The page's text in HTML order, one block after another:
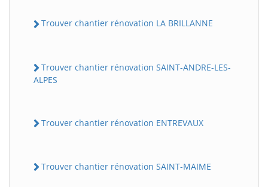
Trouver chantier rénovation LA BRILLANNE
Trouver chantier rénovation SAINT-ANDRE-LES-
ALPES
Trouver chantier rénovation ENTREVAUX
Trouver chantier rénovation SAINT-MAIME